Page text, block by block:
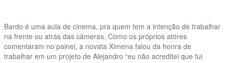
Bardo é uma aula de cinema, pra quem tem a intenção de trabalhar
na frente ou atrás das câmeras. Como os próprios atores
comentaram no painel, a novata Ximena falou da honra de
trabalhar em um projeto de Alejandro “eu não acreditei que fui